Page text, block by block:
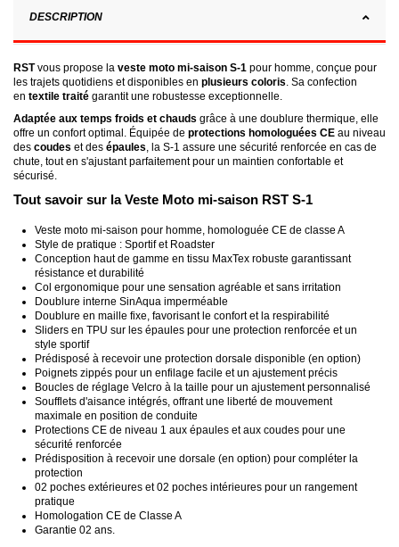
DESCRIPTION
RSTvous propose la veste moto mi-saison S-1 pour homme, conçue pour
les trajets quotidiens et disponibles en plusieurs coloris. Sa confection
en textile traité garantit une robustesse exceptionnelle.
Adaptée aux temps froids et chauds grâce à une doublure thermique, elle
offre un confort optimal. Équipée de protections homologuées CE au niveau
des coudes et des épaules, la S-1 assure une sécurité renforcée en cas de
chute, tout en s'ajustant parfaitement pour un maintien confortable et
sécurisé.
Tout savoir sur la Veste Moto mi-saison RST S-1
Veste moto mi-saison pour homme, homologuée CE de classe A
Style de pratique : Sportif et Roadster
Conception haut de gamme en tissu MaxTex robuste garantissant
résistance et durabilité
Col ergonomique pour une sensation agréable et sans irritation
Doublure interne SinAqua imperméable
Doublure en maille fixe, favorisant le confort et la respirabilité
Sliders en TPU sur les épaules pour une protection renforcée et un
style sportif
Prédisposé à recevoir une protection dorsale disponible (en option)
Poignets zippés pour un enfilage facile et un ajustement précis
Boucles de réglage Velcro à la taille pour un ajustement personnalisé
Soufflets d'aisance intégrés, offrant une liberté de mouvement
maximale en position de conduite
Protections CE de niveau 1 aux épaules et aux coudes pour une
sécurité renforcée
Prédisposition à recevoir une dorsale (en option) pour compléter la
protection
02 poches extérieures et 02 poches intérieures pour un rangement
pratique
Homologation CE de Classe A
Garantie 02 ans.